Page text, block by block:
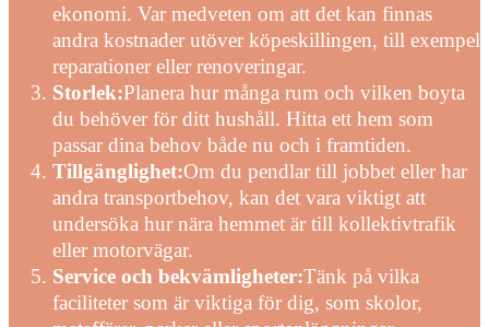
ekonomi. Var medveten om att det kan finnas
andra kostnader utöver köpeskillingen, till exempel
reparationer eller renoveringar.
Storlek:Planera hur många rum och vilken boyta
du behöver för ditt hushåll. Hitta ett hem som
passar dina behov både nu och i framtiden.
Tillgänglighet:Om du pendlar till jobbet eller har
andra transportbehov, kan det vara viktigt att
undersöka hur nära hemmet är till kollektivtrafik
eller motorvägar.
Service och bekvämligheter:Tänk på vilka
faciliteter som är viktiga för dig, som skolor,